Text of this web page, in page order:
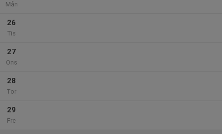
Mån
26
Tis
27
Ons
28
Tor
29
Fre